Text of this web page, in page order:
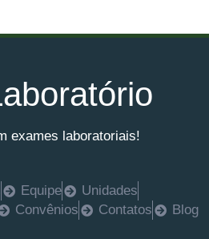
exames laboratoriais!
Equipe
Unidades
Convênios Contatos Blog